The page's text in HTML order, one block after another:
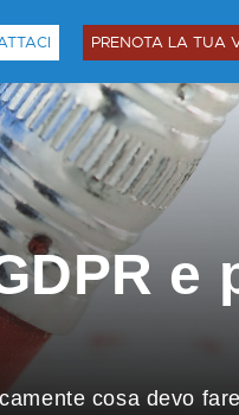
PRENOTA LA TUA
e
cosa devo